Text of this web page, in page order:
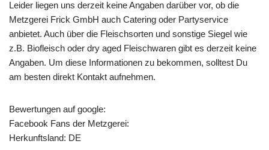
Leider liegen uns derzeit keine Angaben darüber vor, ob die
Metzgerei Frick GmbH auch Catering oder Partyservice
anbietet. Auch über die Fleischsorten und sonstige Siegel wie
z.B. Biofleisch oder dry aged Fleischwaren gibt es derzeit keine
Angaben. Um diese Informationen zu bekommen, solltest Du
am besten direkt Kontakt aufnehmen.
Bewertungen auf google:
Facebook Fans der Metzgerei:
Herkunftsland: DE